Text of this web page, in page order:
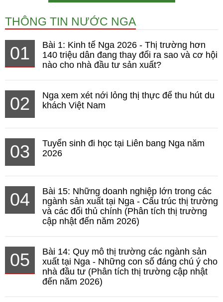
THÔNG TIN NƯỚC NGA
01
Bài 1: Kinh tế Nga 2026 - Thị trường hơn
140 triệu dân đang thay đổi ra sao và cơ hội
nào cho nhà đầu tư sản xuất?
02
Nga xem xét nới lỏng thị thực để thu hút du
khách Việt Nam
03
Tuyển sinh đi học tại Liên bang Nga năm
2026
04
Bài 15: Những doanh nghiệp lớn trong các
ngành sản xuất tại Nga - Cấu trúc thị trường
và các đối thủ chính (Phân tích thị trường
cập nhật đến năm 2026)
05
Bài 14: Quy mô thị trường các ngành sản
xuất tại Nga - Những con số đáng chú ý cho
nhà đầu tư (Phân tích thị trường cập nhật
đến năm 2026)